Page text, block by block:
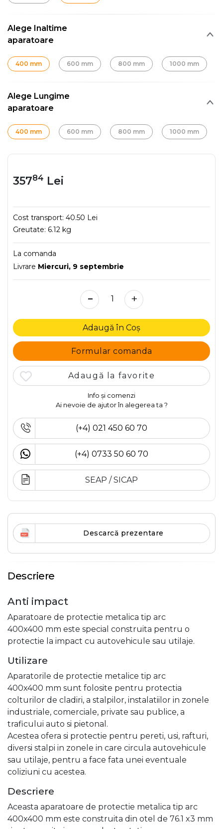
Alege Inaltime
aparatoare
400 mm 600 mm 800 mm 1000 mm
Alege Lungime
aparatoare
400 mm 600 mm 800 mm 1000 mm
35784 Lei
Cost transport: 40.50 Lei
Greutate: 6.12 kg
La comanda
Livrare Miercuri, 9 septembrie
- +
Adaugă în Coș
Formular comanda
Adaugă la favorite
Info și comenzi
Ai nevoie de ajutor în alegerea ta ?
(+4) 021 450 60 70
(+4) 0733 50 60 70
SEAP / SICAP
Descarcă prezentare
Descriere
Anti impact
Aparatoare de protectie metalica tip arc
400x400 mm este special construita pentru o
protectie la impact cu autovehicule sau utilaje.
Utilizare
Aparatorile de protectie metalice tip arc
400x400 mm sunt folosite pentru protectia
colturilor de cladiri, a stalpilor, instalatiilor in zonele
industriale, comerciale, private sau publice, a
traficului auto si pietonal.
Acestea ofera si protectie pentru pereti, usi, rafturi,
diversi stalpi in zonele in care circula autovehicule
sau utilaje, pentru a face fata unei eventuale
coliziuni cu acestea.
Descriere
Aceasta aparatoare de protectie metalica tip arc
400x400 mm este construita din otel de 76.1 x3 mm